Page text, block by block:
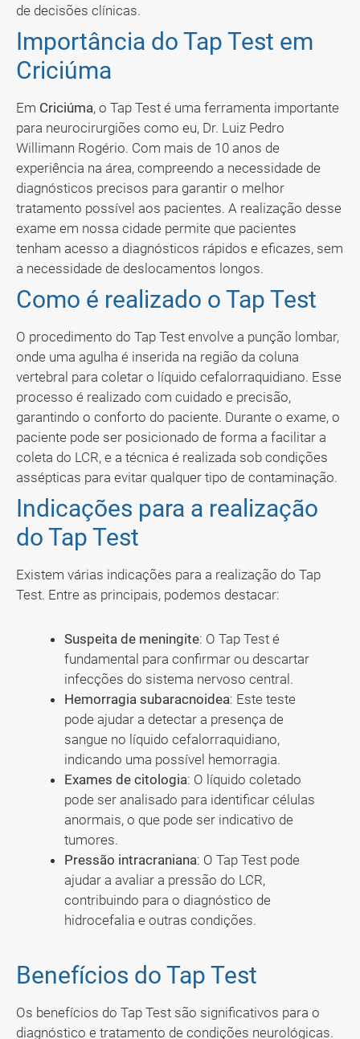
de decisões clínicas.
Importância do Tap Test em
Criciúma
Em Criciúma, o Tap Test é uma ferramenta importante
para neurocirurgiões como eu, Dr. Luiz Pedro
Willimann Rogério. Com mais de 10 anos de
experiência na área, compreendo a necessidade de
diagnósticos precisos para garantir o melhor
tratamento possível aos pacientes. A realização desse
exame em nossa cidade permite que pacientes
tenham acesso a diagnósticos rápidos e eficazes, sem
a necessidade de deslocamentos longos.
Como é realizado o Tap Test
O procedimento do Tap Test envolve a punção lombar,
onde uma agulha é inserida na região da coluna
vertebral para coletar o líquido cefalorraquidiano. Esse
processo é realizado com cuidado e precisão,
garantindo o conforto do paciente. Durante o exame, o
paciente pode ser posicionado de forma a facilitar a
coleta do LCR, e a técnica é realizada sob condições
assépticas para evitar qualquer tipo de contaminação.
Indicações para a realização
do Tap Test
Existem várias indicações para a realização do Tap
Test. Entre as principais, podemos destacar:
Suspeita de meningite: O Tap Test é
fundamental para confirmar ou descartar
infecções do sistema nervoso central.
Hemorragia subaracnoidea: Este teste
pode ajudar a detectar a presença de
sangue no líquido cefalorraquidiano,
indicando uma possível hemorragia.
Exames de citologia: O líquido coletado
pode ser analisado para identificar células
anormais, o que pode ser indicativo de
tumores.
Pressão intracraniana: O Tap Test pode
ajudar a avaliar a pressão do LCR,
contribuindo para o diagnóstico de
hidrocefalia e outras condições.
Benefícios do Tap Test
Os benefícios do Tap Test são significativos para o
diagnóstico e tratamento de condições neurológicas.